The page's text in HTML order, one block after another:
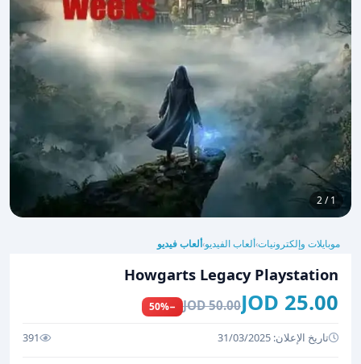
1 / 2
موبايلات وإلكترونيات›ألعاب الفيديو›ألعاب فيديو
Howgarts Legacy Playstation
25.00 JOD
50.00 JOD
−50%
تاريخ الإعلان: 31/03/2025 391